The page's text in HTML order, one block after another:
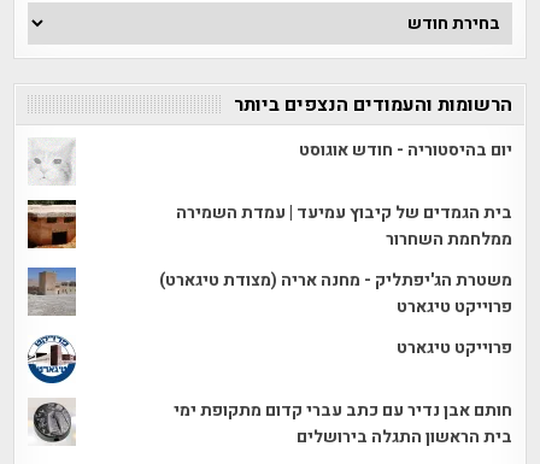
ארכיון
הכתבות
הרשומות והעמודים הנצפים ביותר
יום בהיסטוריה - חודש אוגוסט
בית הגמדים של קיבוץ עמיעד | עמדת השמירה
ממלחמת השחרור
משטרת הג'יפתליק - מחנה אריה (מצודת טיגארט)
פרוייקט טיגארט
פרוייקט טיגארט
חותם אבן נדיר עם כתב עברי קדום מתקופת ימי
בית הראשון התגלה בירושלים